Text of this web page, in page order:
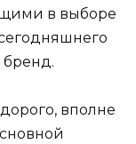
в выборе
вполне